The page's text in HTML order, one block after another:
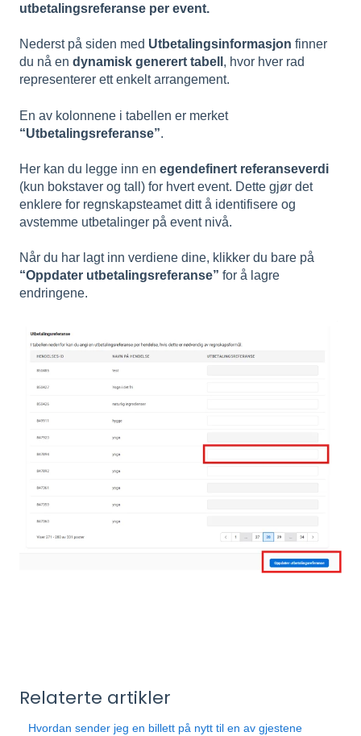
utbetalingsreferanse per event.
Nederst på siden med Utbetalingsinformasjon finner
du nå en dynamisk generert tabell , hvor hver rad
representerer ett enkelt arrangement.
En av kolonnene i tabellen er merket
“Utbetalingsreferanse”.
Her kan du legge inn en egendefinert referanseverdi
(kun bokstaver og tall) for hvert event. Dette gjør det
enklere for regnskapsteamet ditt å identifisere og
avstemme utbetalinger på event nivå.
Når du har lagt inn verdiene dine, klikker du bare på
“Oppdater utbetalingsreferanse” for å lagre
endringene.
Relaterte artikler
Hvordan sender jeg en billett på nytt til en av gjestene